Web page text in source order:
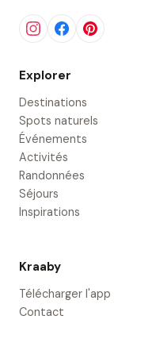
Explorer
Destinations
Spots naturels
Événements
Activités
Randonnées
Séjours
Inspirations
Kraaby
Télécharger l'app
Contact